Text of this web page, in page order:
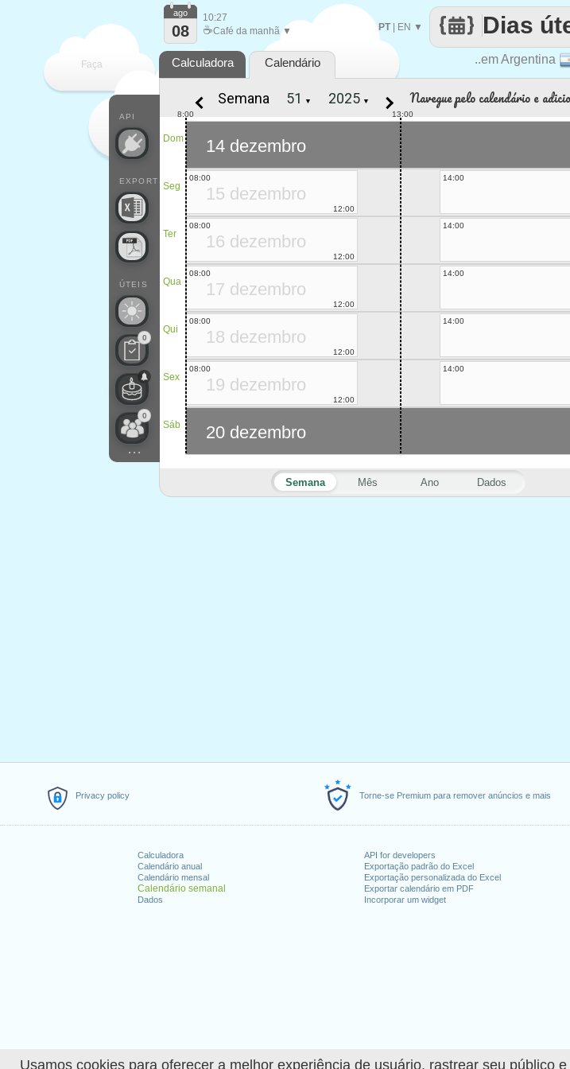
Usamos cookies para oferecer a melhor experiência de usuário, rastrear seu público
Privacy policy Torne-se Premium para remover anúncios e mais
Calculadora
Calendário anual
Calendário mensal
Calendário semanal
Dados
API for developers
Exportação padrão do Excel
Exportação personalizada do Excel
Exportar calendário em PDF
Incorporar um widget
Faça
cada
..em Argentina
Dias
PT| EN ▼
API
EXPORT
ÚTEIS
0
0
...
ago
08
10:27
☕Café da manhã ▼
Calculadora Calendário
Semana Mês Ano Dados
Semana ▼ ▼ Navegue pelo calendário e
Dom
Seg
Ter
Qua
Qui
Sex
Sáb
13:00
8:00
14 dezembro
15 dezembro
08:00
12:00
14:00
16 dezembro
08:00
12:00
14:00
17 dezembro
08:00
12:00
14:00
18 dezembro
08:00
12:00
14:00
19 dezembro
08:00
12:00
14:00
20 dezembro